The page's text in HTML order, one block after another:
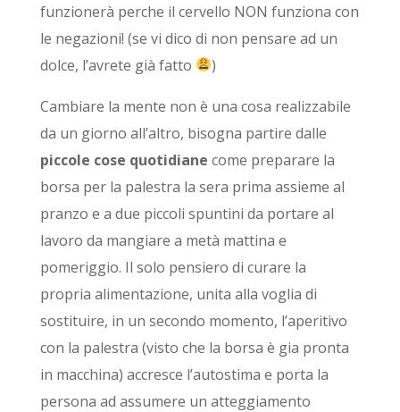
funzionerà perche il cervello NON funziona con
le negazioni! (se vi dico di non pensare ad un
dolce, l’avrete già fatto
)
Cambiare la mente non è una cosa realizzabile
da un giorno all’altro, bisogna partire dalle
piccole cose quotidiane come preparare la
borsa per la palestra la sera prima assieme al
pranzo e a due piccoli spuntini da portare al
lavoro da mangiare a metà mattina e
pomeriggio. Il solo pensiero di curare la
propria alimentazione, unita alla voglia di
sostituire, in un secondo momento, l’aperitivo
con la palestra (visto che la borsa è gia pronta
in macchina) accresce l’autostima e porta la
persona ad assumere un atteggiamento